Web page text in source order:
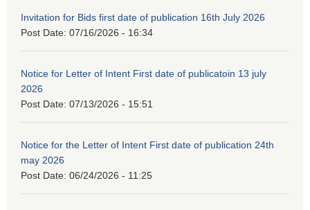
Invitation for Bids first date of publication 16th July 2026
Post Date: 07/16/2026 - 16:34
Notice for Letter of Intent First date of publicatoin 13 july
2026
Post Date: 07/13/2026 - 15:51
Notice for the Letter of Intent First date of publication 24th
may 2026
Post Date: 06/24/2026 - 11:25